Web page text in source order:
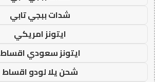
شدات ببجي تابي
ايتونز امريكي
ايتونز سعودي اقساط
شحن يلا لودو اقساط